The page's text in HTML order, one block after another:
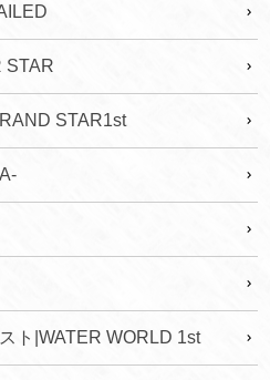
STAR
STAR1st
ト|WATER WORLD 1st